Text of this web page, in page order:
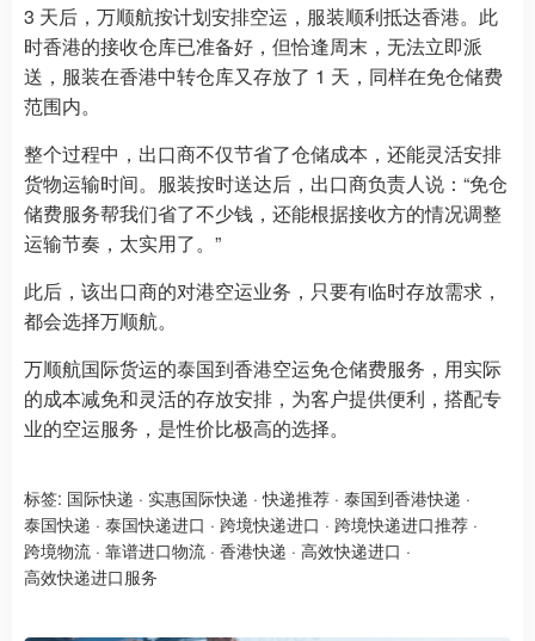
3 天后，万顺航按计划安排空运，服装顺利抵达香港。此
时香港的接收仓库已准备好，但恰逢周末，无法立即派
送，服装在香港中转仓库又存放了 1 天，同样在免仓储费
范围内。
整个过程中，出口商不仅节省了仓储成本，还能灵活安排
货物运输时间。服装按时送达后，出口商负责人说：“免仓
储费服务帮我们省了不少钱，还能根据接收方的情况调整
运输节奏，太实用了。”
此后，该出口商的对港空运业务，只要有临时存放需求，
都会选择万顺航。
万顺航国际货运的泰国到香港空运免仓储费服务，用实际
的成本减免和灵活的存放安排，为客户提供便利，搭配专
业的空运服务，是性价比极高的选择。
标签: 国际快递 · 实惠国际快递 ·快递推荐 · 泰国到香港快递 ·
泰国快递 · 泰国快递进口 · 跨境快递进口 · 跨境快递进口推荐 ·
跨境物流 · 靠谱进口物流 · 香港快递 · 高效快递进口 ·
高效快递进口服务